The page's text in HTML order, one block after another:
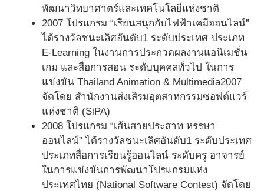
พัฒนาวิทยาศาตร์และเทคโนโลยีแห่งชาติ
2007 โปรแกรม “เรียนสนุกกับไฟฟ้าเคมีออนไลน์”
ได้รางวัลชนะเลิศอันดับ1 ระดับประเทศ ประเภท
E-Learning ในงานการประกวดผลงานแอนิเมชั่น
เกม และสื่อการสอน ระดับบุคคลทั่วไป ในการ
แข่งขัน Thailand Animation & Multimedia2007
จัดโดย สำนักงานส่งเสิรมอุตสาหกรรมซอฟต์แวร์
แห่งชาติ (SiPA)
2008 โปรแกรม “เส้นสายประสาท หรรษา
ออนไลน์” ได้รางวัลชนะเลิศอันดับ1 ระดับประเทศ
ประเภทสื่อการเรียนรู้ออนไลน์ ระดับครู อาจารย์
ในการแข่งขันการพัฒนาโปรแกรมแห่ง
ประเทศไทย (National Software Contest) จัดโดย